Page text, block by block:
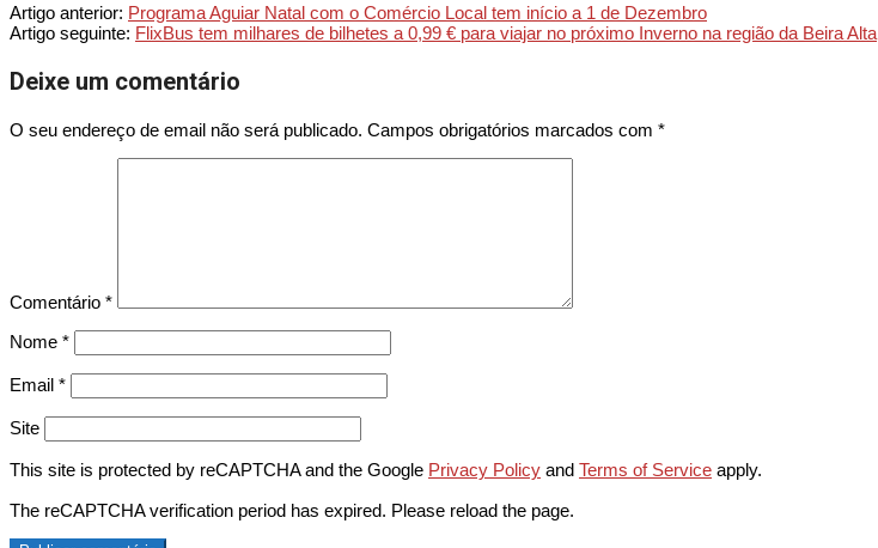
2023-
11-
Artigo anterior: Programa Aguiar Natal com o Comércio Local tem início a 1 de Dezembro
Artigo seguinte: FlixBus tem milhares de bilhetes a 0,99 € para viajar no próximo Inverno na região da Beira Alta
Deixe um comentário
O seu endereço de email não será publicado. Campos obrigatórios marcados com *
Comentário *
Nome *
Email *
Site
This site is protected by reCAPTCHA and the Google Privacy Policy and Terms of Service apply.
The reCAPTCHA verification period has expired. Please reload the page.